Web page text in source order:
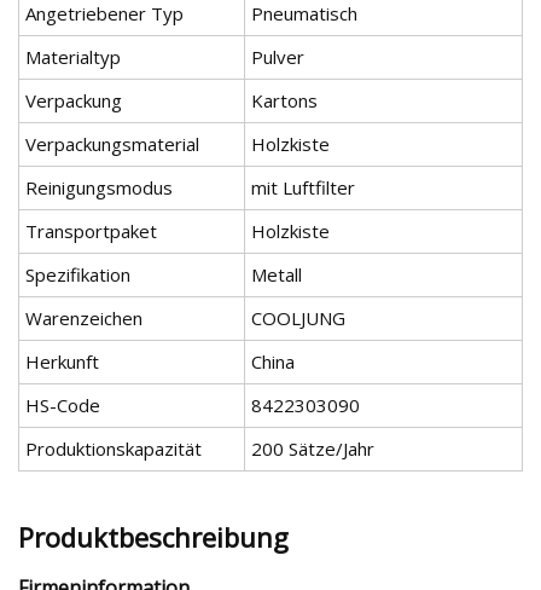
Angetriebener Typ
Pneumatisch
Materialtyp
Pulver
Verpackung
Kartons
Verpackungsmaterial
Holzkiste
Reinigungsmodus
mit Luftfilter
Transportpaket
Holzkiste
Spezifikation
Metall
Warenzeichen
COOLJUNG
Herkunft
China
HS-Code
8422303090
Produktionskapazität
200 Sätze/Jahr
Produktbeschreibung